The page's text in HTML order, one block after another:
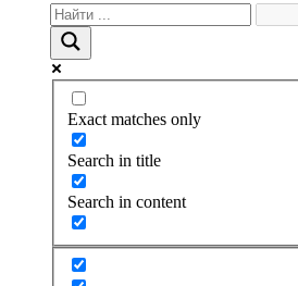
Exact matches only
Search in title
Search in content